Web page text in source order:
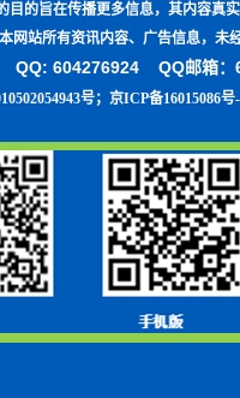
目的旨在传播更多信息，其内容真
有资讯内容、广告信息，未经
QQ: 604276924 QQ邮箱：
号； 京ICP备16015086号